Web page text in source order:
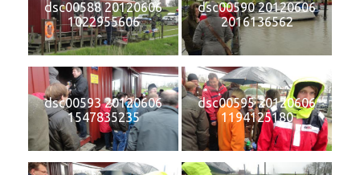
dsc00588 20120606
1022955606
dsc00590 20120606
2016136562
dsc00593 20120606
1547835235
dsc00595 20120606
1194125180